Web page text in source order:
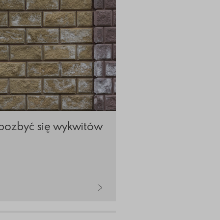
się wykwitów